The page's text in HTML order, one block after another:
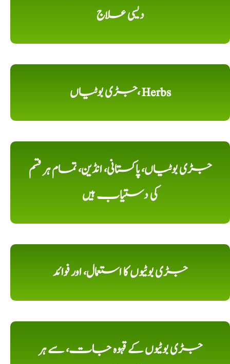
دیسی علاج
جڑی بوٹیاں، Herbs
جڑی بوٹیاں، پاکستانی، انڈین، تمام ہر قسم
کی دستیاب ہیں
جڑی بوٹیوں کا استعمال، اور فوائد
جڑی بوٹیوں کے قہوہ جات، سے ہر